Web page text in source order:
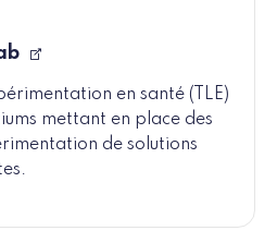
en santé (TLE)
mettant en place des
de solutions